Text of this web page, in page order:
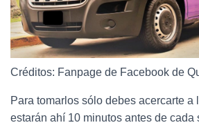
Créditos: Fanpage de Facebook de
Para tomarlos sólo debes acercarte a
estarán ahí 10 minutos antes de cada